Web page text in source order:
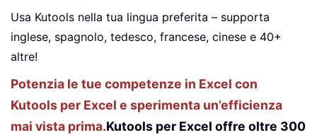
Usa Kutools nella tua lingua preferita – supporta
inglese, spagnolo, tedesco, francese, cinese e 40+
altre!
Potenzia le tue competenze in Excel con
Kutools per Excel e sperimenta un’efficienza
mai vista prima.Kutools per Excel offre oltre 300